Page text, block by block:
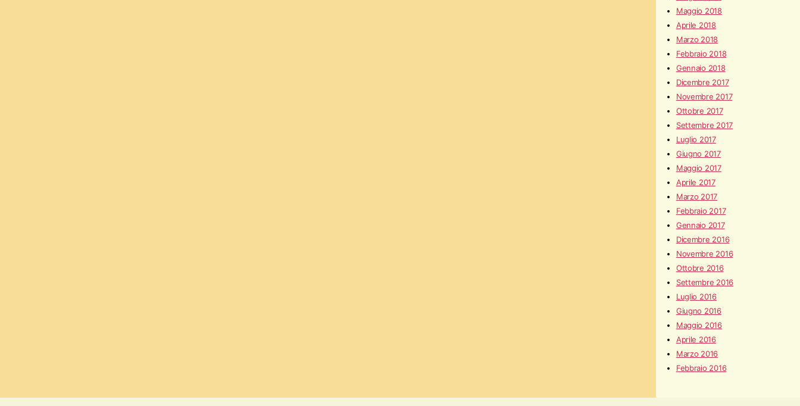
Maggio 2018
Aprile 2018
Marzo 2018
Febbraio 2018
Gennaio 2018
Dicembre 2017
Novembre 2017
Ottobre 2017
Settembre 2017
Luglio 2017
Giugno 2017
Maggio 2017
Aprile 2017
Marzo 2017
Febbraio 2017
Gennaio 2017
Dicembre 2016
Novembre 2016
Ottobre 2016
Settembre 2016
Luglio 2016
Giugno 2016
Maggio 2016
Aprile 2016
Marzo 2016
Febbraio 2016